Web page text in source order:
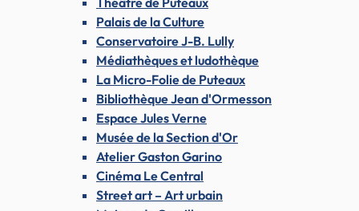
Palais de la Culture
Conservatoire J-B. Lully
Médiathèques et ludothèque
La Micro-Folie de Puteaux
Bibliothèque Jean d'Ormesson
Espace Jules Verne
Musée de la Section d'Or
Atelier Gaston Garino
Cinéma Le Central
Street art – Art urbain